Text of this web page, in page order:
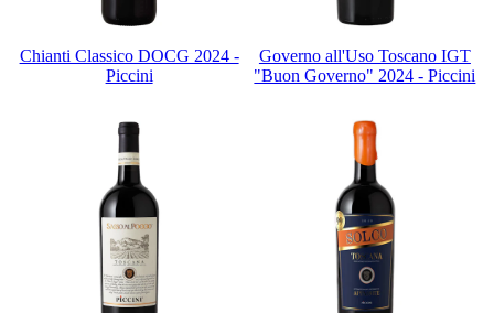
Chianti Classico DOCG 2024 -
Piccini
Governo all'Uso Toscano IGT
"Buon Governo" 2024 - Piccini